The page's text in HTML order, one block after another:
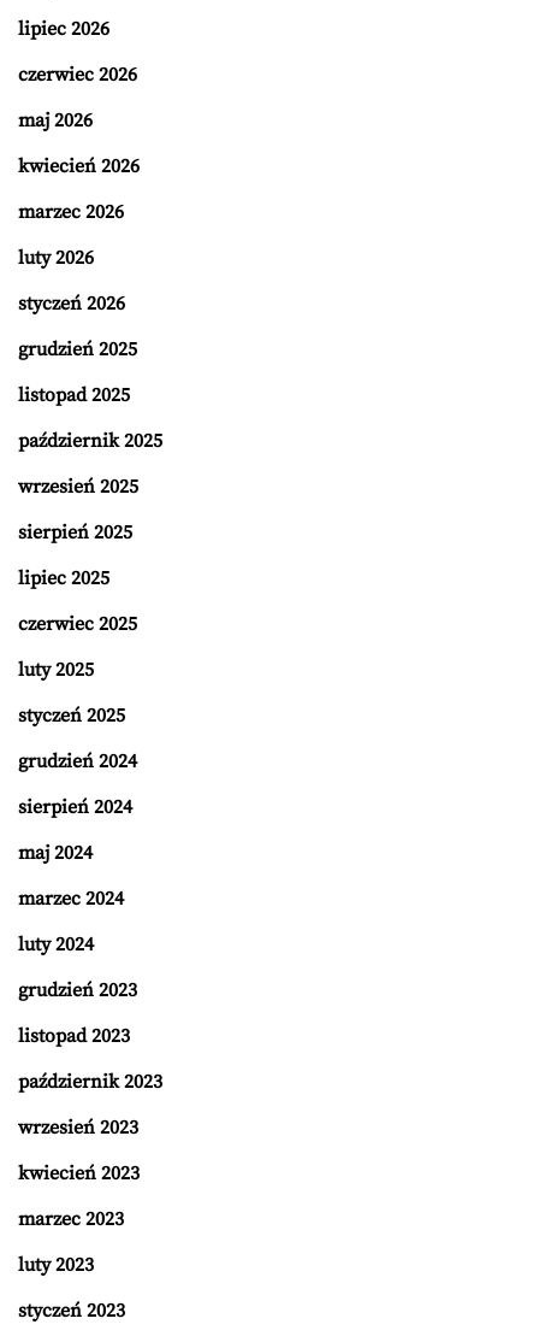
lipiec 2026
czerwiec 2026
maj 2026
kwiecień 2026
marzec 2026
luty 2026
styczeń 2026
grudzień 2025
listopad 2025
październik 2025
wrzesień 2025
sierpień 2025
lipiec 2025
czerwiec 2025
luty 2025
styczeń 2025
grudzień 2024
sierpień 2024
maj 2024
marzec 2024
luty 2024
grudzień 2023
listopad 2023
październik 2023
wrzesień 2023
kwiecień 2023
marzec 2023
luty 2023
styczeń 2023